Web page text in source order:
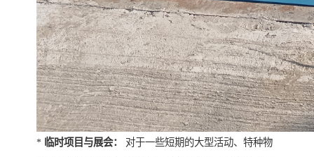
* 临时项目与展会：
对于一些短期的大型活动、特种物